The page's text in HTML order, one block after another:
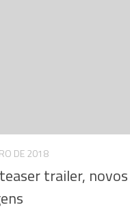
DE 2018
trailer, novos